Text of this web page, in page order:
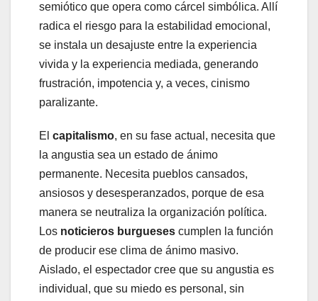
semiótico que opera como cárcel simbólica. Allí
radica el riesgo para la estabilidad emocional,
se instala un desajuste entre la experiencia
vivida y la experiencia mediada, generando
frustración, impotencia y, a veces, cinismo
paralizante.
El capitalismo, en su fase actual, necesita que
la angustia sea un estado de ánimo
permanente. Necesita pueblos cansados,
ansiosos y desesperanzados, porque de esa
manera se neutraliza la organización política.
Los noticieros burgueses cumplen la función
de producir ese clima de ánimo masivo.
Aislado, el espectador cree que su angustia es
individual, que su miedo es personal, sin